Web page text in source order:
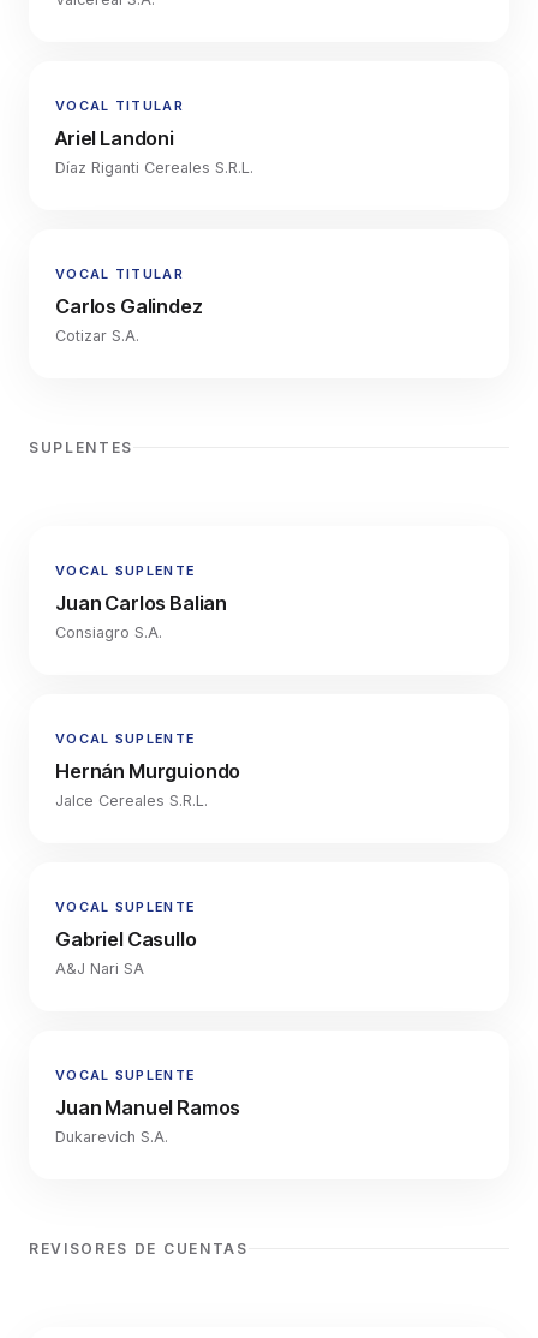
VOCAL TITULAR
Ariel Landoni
Díaz Riganti Cereales S.R.L.
VOCAL TITULAR
Carlos Galindez
Cotizar S.A.
SUPLENTES
VOCAL SUPLENTE
Juan Carlos Balian
Consiagro S.A.
VOCAL SUPLENTE
Hernán Murguiondo
Jalce Cereales S.R.L.
VOCAL SUPLENTE
Gabriel Casullo
A&J Nari SA
VOCAL SUPLENTE
Juan Manuel Ramos
Dukarevich S.A.
REVISORES DE CUENTAS